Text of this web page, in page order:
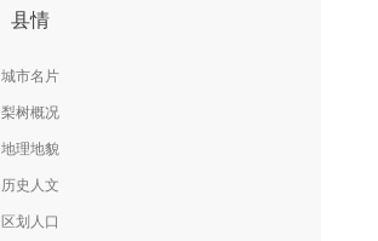
县情
城市名片
梨树概况
地理地貌
历史人文
区划人口